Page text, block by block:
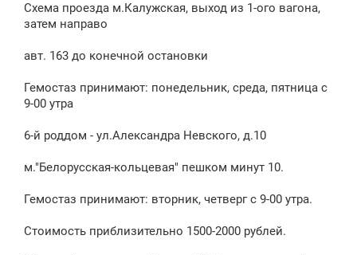
Схема проезда м.Калужская, выход из 1-ого вагона,
затем направо
авт. 163 до конечной остановки
Гемостаз принимают: понедельник, среда, пятница с
9-00 утра
6-й роддом - ул.Александра Невского, д.10
м."Белорусская-кольцевая" пешком минут 10.
Гемостаз принимают: вторник, четверг с 9-00 утра.
Стоимость приблизительно 1500-2000 рублей.